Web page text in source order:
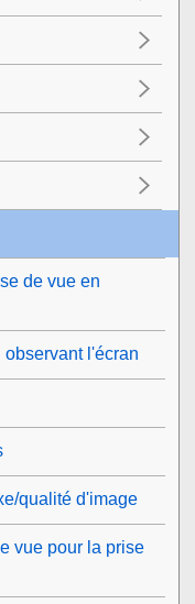
de vue en
l'écran
qualité d'image
vue pour la prise